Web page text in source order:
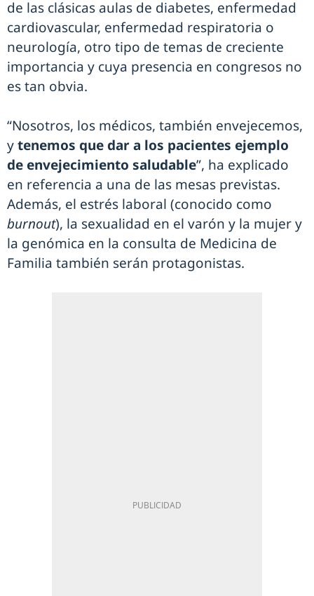
de las clásicas aulas de diabetes, enfermedad
cardiovascular, enfermedad respiratoria o
neurología, otro tipo de temas de creciente
importancia y cuya presencia en congresos no
es tan obvia.
“Nosotros, los médicos, también envejecemos,
ytenemos que dar a los pacientes ejemplo
de envejecimiento saludable”, ha explicado
en referencia a una de las mesas previstas.
Además, el estrés laboral (conocido como
burnout), la sexualidad en el varón y la mujer y
la genómica en la consulta de Medicina de
Familia también serán protagonistas.